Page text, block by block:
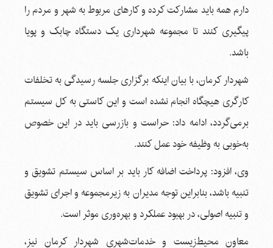
دارم همه باید مشارکت کرده و کارهای مربوط به شهر و مردم را
پیگیری کنند تا مجموعه شهرداری یک دستگاه چابک و پویا
باشد.
شهردار کرمان، با بیان اینکه برگزاری جلسه رسیدگی به تخلفات
کارگری هیچگاه انجام نشده است و این کاستی به کل سیستم
برمی‌گردد، ادامه داد: حراست و بازرسی باید در این خصوص
به‌خوبی به وظیفه خود عمل کنند.
وی، افزود: پرداخت اضافه کار باید بر اساس سیستم تشویق و
تنبیه باشد، بنابراین توجه مدیران به زیرمجموعه و اجرای تشویق
و تنبیه اصولی، در بهبود عملکرد و بهره‌وری موثر است.
معاون محیط‌زیست و خدمات‌شهری شهردار کرمان نیز،